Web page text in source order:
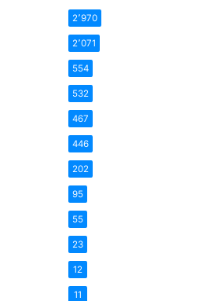
2٬970
2٬071
554
532
467
446
202
95
55
23
12
11